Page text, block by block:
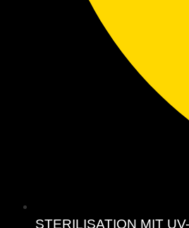
STERILISATION MIT